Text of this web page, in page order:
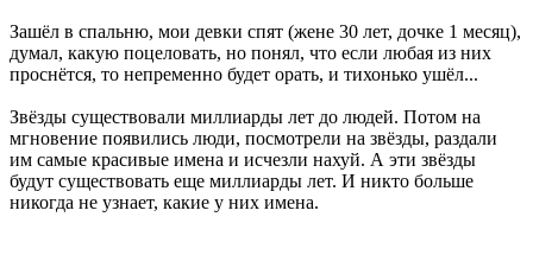
Зашёл в спальню, мои девки спят (жене 30 лет, дочке 1 месяц),
думал, какую поцеловать, но понял, что если любая из них
проснётся, то непременно будет орать, и тихонько ушёл...
Звёзды существовали миллиарды лет до людей. Потом на
мгновение появились люди, посмотрели на звёзды, раздали
им самые красивые имена и исчезли нахуй. А эти звёзды
будут существовать еще миллиарды лет. И никто больше
никогда не узнает, какие у них имена.